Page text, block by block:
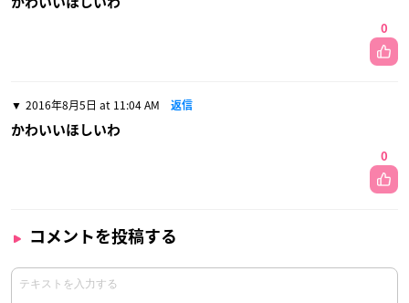
0
2016年8月5日 at 11:04 AM 返信
かわいいほしいわ
0
コメントを投稿する